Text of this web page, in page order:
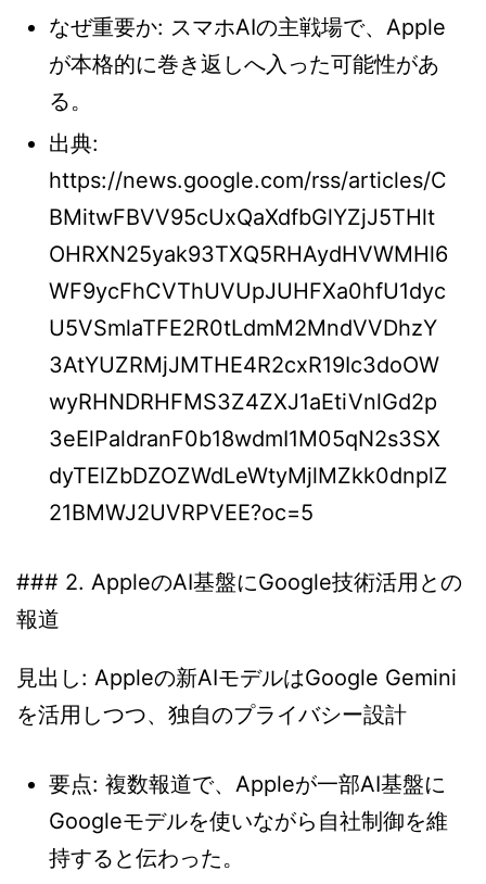
なぜ重要か: スマホAIの主戦場で、Apple
が本格的に巻き返しへ入った可能性があ
る。
出典:
https://news.google.com/rss/articles/C
BMitwFBVV95cUxQaXdfbGlYZjJ5THlt
OHRXN25yak93TXQ5RHAydHVWMHl6
WF9ycFhCVThUVUpJUHFXa0hfU1dyc
U5VSmlaTFE2R0tLdmM2MndVVDhzY
3AtYUZRMjJMTHE4R2cxR19Ic3doOW
wyRHNDRHFMS3Z4ZXJ1aEtiVnlGd2p
3eElPaldranF0b18wdmI1M05qN2s3SX
dyTElZbDZOZWdLeWtyMjlMZkk0dnplZ
21BMWJ2UVRPVEE?oc=5
### 2. AppleのAI基盤にGoogle技術活用との
報道
見出し: Appleの新AIモデルはGoogle Gemini
を活用しつつ、独自のプライバシー設計
要点: 複数報道で、Appleが一部AI基盤に
Googleモデルを使いながら自社制御を維
持すると伝わった。